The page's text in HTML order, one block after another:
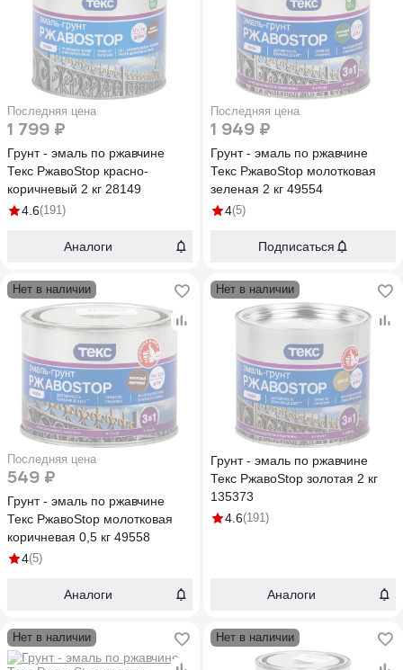
Последняя цена
1 799 ₽
Грунт - эмаль по ржавчине
Текс РжавоStop красно-
коричневый 2 кг 28149
4.6(191)
Аналоги
Последняя цена
1 949 ₽
Грунт - эмаль по ржавчине
Текс РжавоStop молотковая
зеленая 2 кг 49554
4(5)
Подписаться
Нет в наличии
Последняя цена
549 ₽
Грунт - эмаль по ржавчине
Текс РжавоStop молотковая
коричневая 0,5 кг 49558
4(5)
Аналоги
Нет в наличии
Грунт - эмаль по ржавчине
Текс РжавоStop золотая 2 кг
135373
4.6(191)
Аналоги
Нет в наличии Нет в наличии